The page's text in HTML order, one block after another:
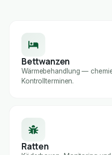
Bettwanzen
Wärmebehandlung —
Kontrollterminen.
Ratten